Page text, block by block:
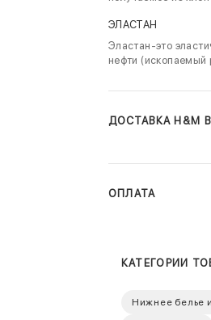
ЭЛАСТАН
Эластан-это
нефти (ископаемый
ДОСТАВКА H&M
ОПЛАТА
КАТЕГОРИИ
Нижнее белье